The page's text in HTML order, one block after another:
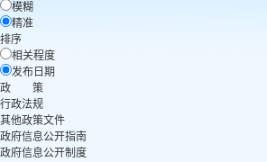
模糊
精准
排序
相关程度
发布日期
政 策
行政法规
其他政策文件
政府信息公开指南
政府信息公开制度